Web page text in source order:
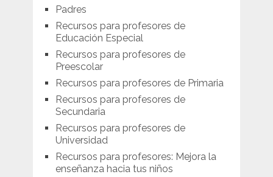
Padres
Recursos para profesores de
Educación Especial
Recursos para profesores de
Preescolar
Recursos para profesores de Primaria
Recursos para profesores de
Secundaria
Recursos para profesores de
Universidad
Recursos para profesores: Mejora la
enseñanza hacia tus niños